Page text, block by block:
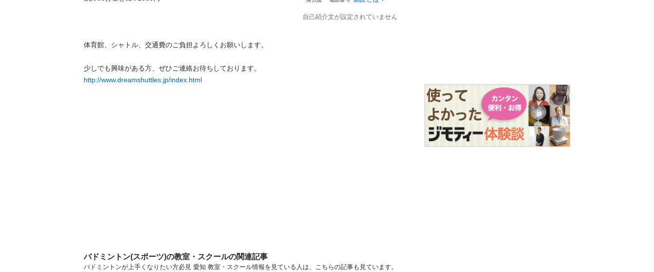
体育館、シャトル、交通費のご負担よろしくお願いします。
http://www.dreamshuttles.jp/index.html
自己紹介文が設定されていません
バドミントン(スポーツ)の教室・スクールの関連記事
バドミントンが上手くなりたい方必見 愛知 教室・スクール情報を見ている人は、こちらの記事も見ています。